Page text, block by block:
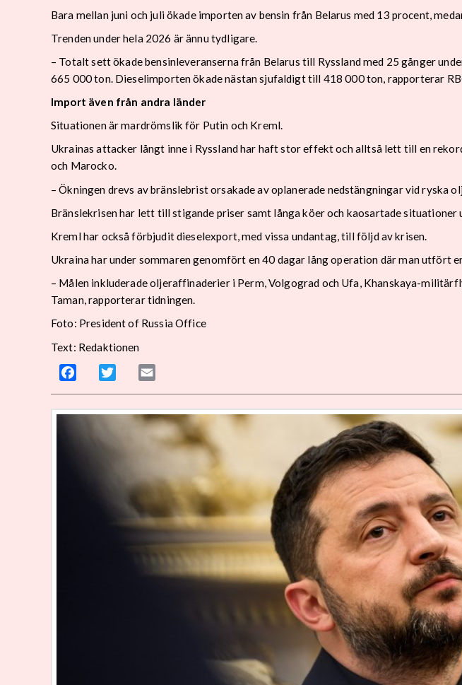
Bara mellan juni och juli ökade importen av bensin från Belarus med 13 procent,
Trenden under hela 2026 är ännu tydligare.
– Totalt sett ökade bensinleveranserna från Belarus till Ryssland med 25 gånger
665 000 ton. Dieselimporten ökade nästan sjufaldigt till 418 000 ton, rapporterar
Import även från andra länder
Situationen är mardrömslik för Putin och Kreml.
Ukrainas attacker långt inne i Ryssland har haft stor effekt och alltså lett till en
och Marocko.
– Ökningen drevs av bränslebrist orsakade av oplanerade nedstängningar vid
Bränslekrisen har lett till stigande priser samt långa köer och kaosartade situationer
Kreml har också förbjudit dieselexport, med vissa undantag, till följd av krisen.
Ukraina har under sommaren genomfört en 40 dagar lång operation där man
– Målen inkluderade oljeraffinaderier i Perm, Volgograd och Ufa, Khanskaya-
Taman, rapporterar tidningen.
Foto: President of Russia Office
Text: Redaktionen
Facebook Twitter